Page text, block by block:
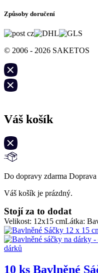
Způsoby doručení
© 2006 - 2026 SAKETOS
Váš košík
Do dopravy zdarma Doprava
Váš košík je prázdný.
Stojí za to dodat
Velikost: 12x15 cmLátka:
10 ks Bavlněné